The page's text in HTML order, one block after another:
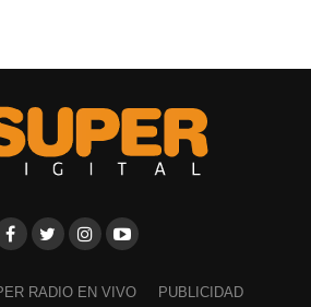
ese principio impone el
o materiales para hacerlo.
alimentaria equivalente a ocho
por los períodos anteriores,
pagos ya realizados.
RADIO EN VIVO PUBLICIDAD